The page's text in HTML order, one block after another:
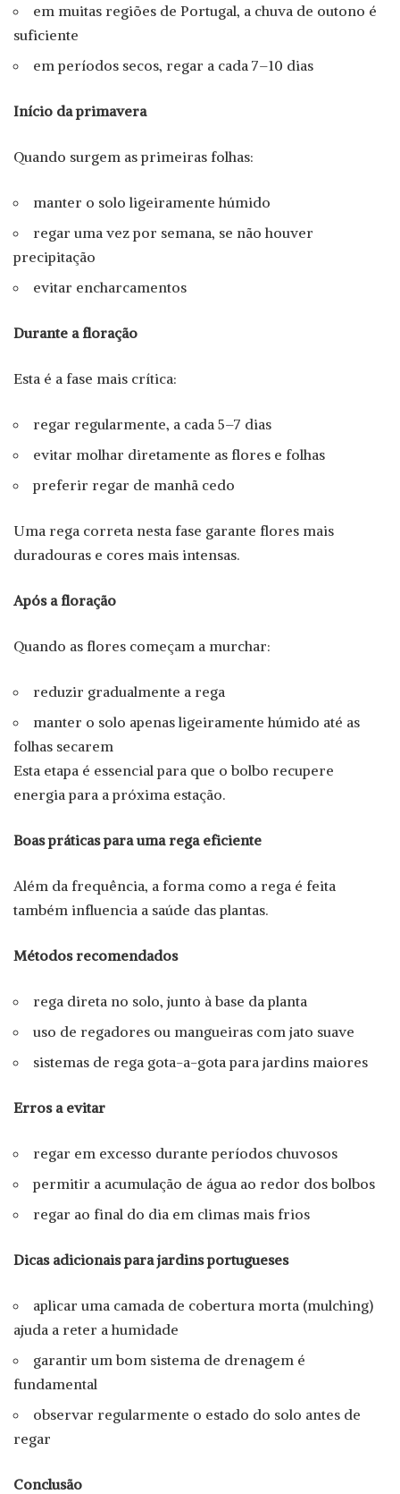
em muitas regiões de Portugal, a chuva de outono é
suficiente
em períodos secos, regar a cada 7–10 dias
Início da primavera
Quando surgem as primeiras folhas:
manter o solo ligeiramente húmido
regar uma vez por semana, se não houver
precipitação
evitar encharcamentos
Durante a floração
Esta é a fase mais crítica:
regar regularmente, a cada 5–7 dias
evitar molhar diretamente as flores e folhas
preferir regar de manhã cedo
Uma rega correta nesta fase garante flores mais
duradouras e cores mais intensas.
Após a floração
Quando as flores começam a murchar:
reduzir gradualmente a rega
manter o solo apenas ligeiramente húmido até as
folhas secarem
Esta etapa é essencial para que o bolbo recupere
energia para a próxima estação.
Boas práticas para uma rega eficiente
Além da frequência, a forma como a rega é feita
também influencia a saúde das plantas.
Métodos recomendados
rega direta no solo, junto à base da planta
uso de regadores ou mangueiras com jato suave
sistemas de rega gota-a-gota para jardins maiores
Erros a evitar
regar em excesso durante períodos chuvosos
permitir a acumulação de água ao redor dos bolbos
regar ao final do dia em climas mais frios
Dicas adicionais para jardins portugueses
aplicar uma camada de cobertura morta (mulching)
ajuda a reter a humidade
garantir um bom sistema de drenagem é
fundamental
observar regularmente o estado do solo antes de
regar
Conclusão